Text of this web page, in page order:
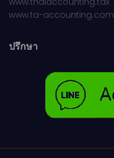
www.ta-accounting.com
ปรึกษา